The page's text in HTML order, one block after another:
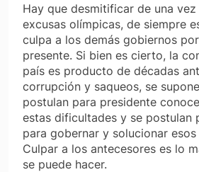
Hay que desmitificar de una
excusas olímpicas, de siempre
culpa a los demás gobiernos
presente. Si bien es cierto, la
país es producto de décadas
corrupción y saqueos, se
postulan para presidente
estas dificultades y se postulan
para gobernar y solucionar
Culpar a los antecesores es lo
se puede hacer.